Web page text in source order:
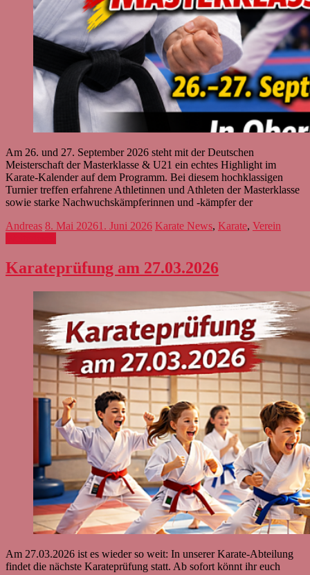
Am 26. und 27. September 2026 steht mit der Deutschen
Meisterschaft der Masterklasse & U21 ein echtes Highlight im
Karate-Kalender auf dem Programm. Bei diesem hochklassigen
Turnier treffen erfahrene Athletinnen und Athleten der Masterklasse
sowie starke Nachwuchskämpferinnen und -kämpfer der
Andreas 8. Mai 20261. Juni 2026 Karate News, Karate, Verein
Karateprüfung am 27.03.2026
Am 27.03.2026 ist es wieder so weit: In unserer Karate-Abteilung
findet die nächste Karateprüfung statt. Ab sofort könnt ihr euch